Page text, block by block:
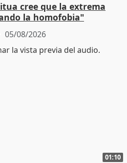
cree que la extrema
la homofobia"
05/08/2026
01:10